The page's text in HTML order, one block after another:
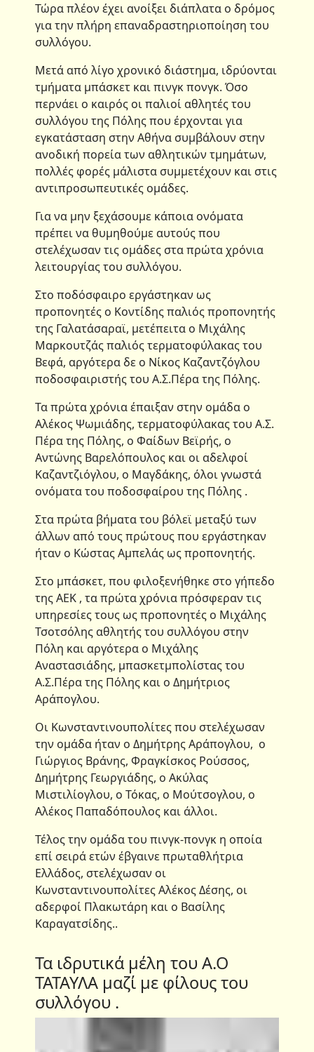
Τώρα πλέον έχει ανοίξει διάπλατα ο δρόμος
για την πλήρη επαναδραστηριοποίηση του
συλλόγου.
Μετά από λίγο χρονικό διάστημα, ιδρύονται
τμήματα μπάσκετ και πινγκ πονγκ. Όσο
περνάει ο καιρός οι παλιοί αθλητές του
συλλόγου της Πόλης που έρχονται για
εγκατάσταση στην Αθήνα συμβάλουν στην
ανοδική πορεία των αθλητικών τμημάτων,
πολλές φορές μάλιστα συμμετέχουν και στις
αντιπροσωπευτικές ομάδες.
Για να μην ξεχάσουμε κάποια ονόματα
πρέπει να θυμηθούμε αυτούς που
στελέχωσαν τις ομάδες στα πρώτα χρόνια
λειτουργίας του συλλόγου.
Στο ποδόσφαιρο εργάστηκαν ως
προπονητές ο Κοντίδης παλιός προπονητής
της Γαλατάσαραϊ, μετέπειτα ο Μιχάλης
Μαρκουτζάς παλιός τερματοφύλακας του
Βεφά, αργότερα δε ο Νίκος Καζαντζόγλου
ποδοσφαιριστής του Α.Σ.Πέρα της Πόλης.
Τα πρώτα χρόνια έπαιξαν στην ομάδα ο
Αλέκος Ψωμιάδης, τερματοφύλακας του Α.Σ.
Πέρα της Πόλης, ο Φαίδων Βεϊρής, ο
Αντώνης Βαρελόπουλος και οι αδελφοί
Καζαντζιόγλου, ο Μαγδάκης, όλοι γνωστά
ονόματα του ποδοσφαίρου της Πόλης .
Στα πρώτα βήματα του βόλεϊ μεταξύ των
άλλων από τους πρώτους που εργάστηκαν
ήταν ο Κώστας Αμπελάς ως προπονητής.
Στο μπάσκετ, που φιλοξενήθηκε στο γήπεδο
της ΑΕΚ , τα πρώτα χρόνια πρόσφεραν τις
υπηρεσίες τους ως προπονητές ο Μιχάλης
Τσοτσόλης αθλητής του συλλόγου στην
Πόλη και αργότερα ο Μιχάλης
Αναστασιάδης, μπασκετμπολίστας του
Α.Σ.Πέρα της Πόλης και ο Δημήτριος
Αράπογλου.
Οι Κωνσταντινουπολίτες που στελέχωσαν
την ομάδα ήταν ο Δημήτρης Αράπογλου, ο
Γιώργιος Βράνης, Φραγκίσκος Ρούσσος,
Δημήτρης Γεωργιάδης, ο Ακύλας
Μιστιλίογλου, ο Τόκας, ο Μούτσογλου, ο
Αλέκος Παπαδόπουλος και άλλοι.
Τέλος την ομάδα του πινγκ-πονγκ η οποία
επί σειρά ετών έβγαινε πρωταθλήτρια
Ελλάδος, στελέχωσαν οι
Κωνσταντινουπολίτες Αλέκος Δέσης, οι
αδερφοί Πλακωτάρη και ο Βασίλης
Καραγατσίδης..
Τα ιδρυτικά μέλη του Α.Ο
ΤΑΤΑΥΛΑ μαζί με φίλους του
συλλόγου .